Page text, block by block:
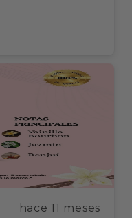
hace 11 meses